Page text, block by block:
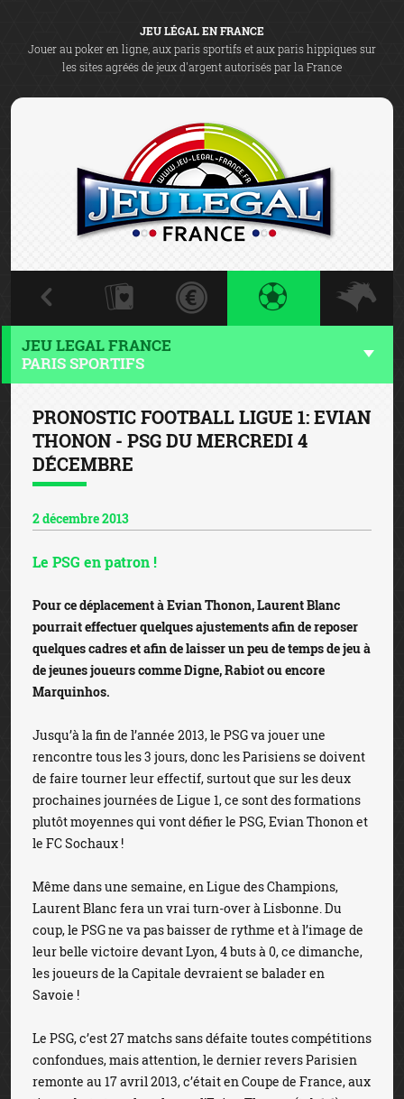
JEU LÉGAL EN FRANCE
Jouer au poker en ligne, aux paris sportifs et aux paris hippiques sur
les sites agréés de jeux d'argent autorisés par la France
JEU LEGAL FRANCE
PARIS SPORTIFS
PRONOSTIC FOOTBALL LIGUE 1: EVIAN
THONON - PSG DU MERCREDI 4
DÉCEMBRE
2 décembre 2013
Le PSG en patron !
Pour ce déplacement à Evian Thonon, Laurent Blanc
pourrait effectuer quelques ajustements afin de reposer
quelques cadres et afin de laisser un peu de temps de jeu à
de jeunes joueurs comme Digne, Rabiot ou encore
Marquinhos.
Jusqu’à la fin de l’année 2013, le PSG va jouer une
rencontre tous les 3 jours, donc les Parisiens se doivent
de faire tourner leur effectif, surtout que sur les deux
prochaines journées de Ligue 1, ce sont des formations
plutôt moyennes qui vont défier le PSG, Evian Thonon et
le FC Sochaux !
Même dans une semaine, en Ligue des Champions,
Laurent Blanc fera un vrai turn-over à Lisbonne. Du
coup, le PSG ne va pas baisser de rythme et à l’image de
leur belle victoire devant Lyon, 4 buts à 0, ce dimanche,
les joueurs de la Capitale devraient se balader en
Savoie !
Le PSG, c’est 27 matchs sans défaite toutes compétitions
confondues, mais attention, le dernier revers Parisien
remonte au 17 avril 2013, c’était en Coupe de France, aux